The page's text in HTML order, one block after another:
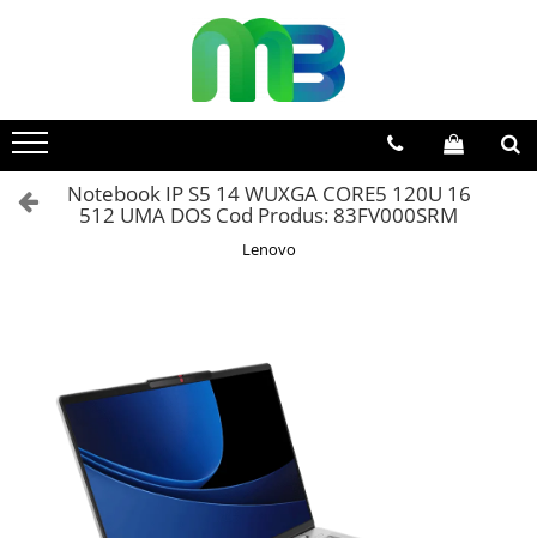
Articole din hartie
Agende si calendare
Hartie color
Registre si cuburi de hartie
Role case de marcat
Tipizate
Instrumente de scris
Pixuri cu pasta
Notebook IP S5 14 WUXGA CORE5 120U 16
512 UMA DOS Cod Produs: 83FV000SRM
Lenovo